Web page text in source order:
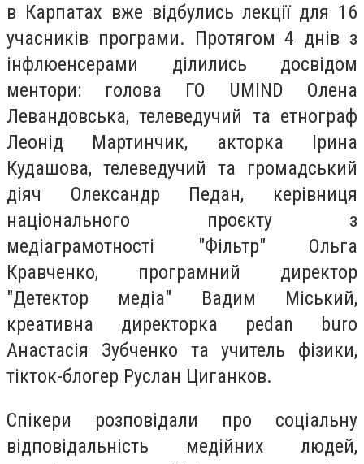
в Карпатах вже відбулись лекції для 16
учасників програми. Протягом 4 днів з
інфлюенсерами ділились досвідом
ментори: голова ГО UMIND Олена
Левандовська, телеведучий та етнограф
Леонід Мартинчик, акторка Ірина
Кудашова, телеведучий та громадський
діяч Олександр Педан, керівниця
національного проєкту з
медіаграмотності "Фільтр" Ольга
Кравченко, програмний директор
"Детектор медіа" Вадим Міський,
креативна директорка pedan buro
Анастасія Зубченко та учитель фізики,
тікток-блогер Руслан Циганков.
Спікери розповідали про соціальну
відповідальність медійних людей,